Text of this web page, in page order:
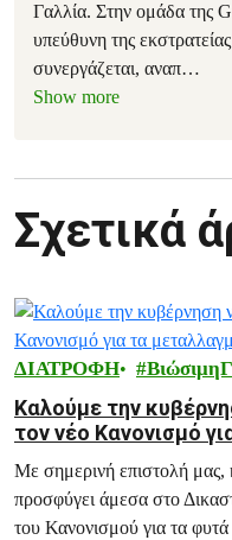
Γαλλία. Στην ομάδα της
υπεύθυνη της
συνεργάζεται, αναπ…
Show more
Σχετικά
ΔΙΑΤΡΟΦΗ
Καλούμε την
τον νέο Κανονισμό
έως τις 26 Αυγούστου
Με σημερινή επιστολή
προσφύγει άμεσα στο
του Κανονισμού για τα